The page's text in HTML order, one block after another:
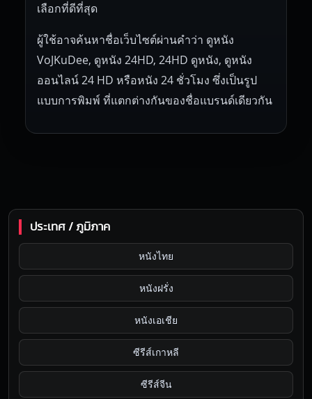
เลือกที่ดีที่สุด
ผู้ใช้อาจค้นหาชื่อเว็บไซต์ผ่านคำว่า ดูหนัง
VoJKuDee, ดูหนัง 24HD, 24HD ดูหนัง, ดูหนัง
ออนไลน์ 24 HD หรือหนัง 24 ชั่วโมง ซึ่งเป็นรูป
แบบการพิมพ์ ที่แตกต่างกันของชื่อแบรนด์เดียวกัน
ประเทศ / ภูมิภาค
หนังไทย
หนังฝรั่ง
หนังเอเชีย
ซีรีส์เกาหลี
ซีรีส์จีน